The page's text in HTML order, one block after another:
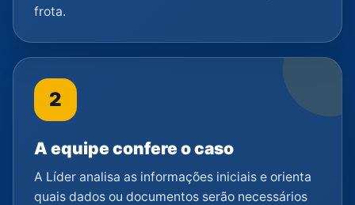
frota.
2
A equipe confere o caso
A Líder analisa as informações iniciais e orienta
quais dados ou documentos serão necessários